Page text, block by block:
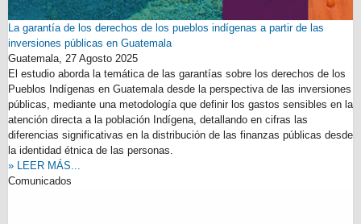
La garantía de los derechos de los pueblos indígenas a partir de las
inversiones públicas en Guatemala
Guatemala, 27 Agosto 2025
El estudio aborda la temática de las garantías sobre los derechos de los
Pueblos Indígenas en Guatemala desde la perspectiva de las inversiones
públicas, mediante una metodología que definir los gastos sensibles en la
atención directa a la población Indígena, detallando en cifras las
diferencias significativas en la distribución de las finanzas públicas desde
la identidad étnica de las personas.
» LEER MÁS...
Comunicados